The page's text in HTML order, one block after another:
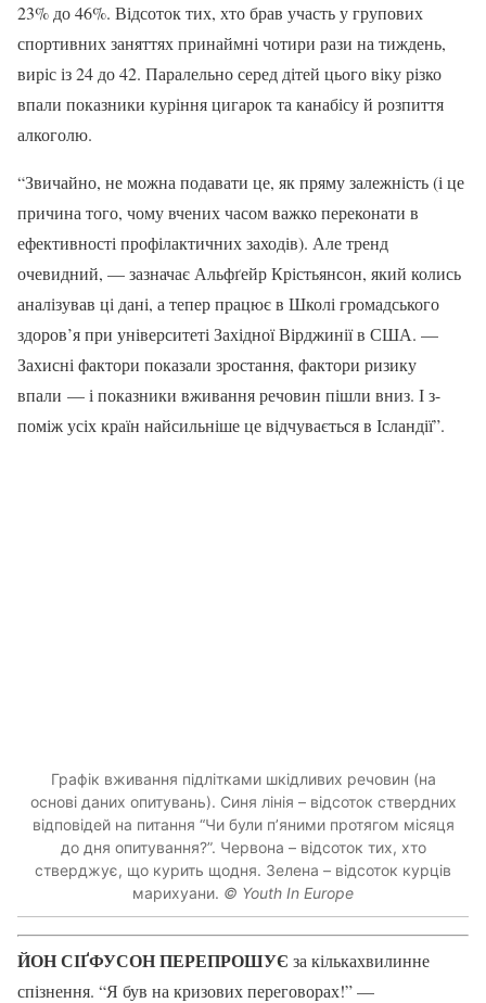
23% до 46%. Відсоток тих, хто брав участь у групових
спортивних заняттях принаймні чотири рази на тиждень,
виріс із 24 до 42. Паралельно серед дітей цього віку різко
впали показники куріння цигарок та канабісу й розпиття
алкоголю.
“Звичайно, не можна подавати це, як пряму залежність (і це
причина того, чому вчених часом важко переконати в
ефективності профілактичних заходів). Але тренд
очевидний, — зазначає Альфґейр Крістьянсон, який колись
аналізував ці дані, а тепер працює в Школі громадського
здоров’я при університеті Західної Вірджинії в США. —
Захисні фактори показали зростання, фактори ризику
впали — і показники вживання речовин пішли вниз. І з-
поміж усіх країн найсильніше це відчувається в Ісландії”.
Графік вживання підлітками шкідливих речовин (на
основі даних опитувань). Синя лінія – відсоток ствердних
відповідей на питання “Чи були п’яними протягом місяця
до дня опитування?”. Червона – відсоток тих, хто
стверджує, що курить щодня. Зелена – відсоток курців
марихуани. © Youth In Europe
ЙОН СІҐФУСОН ПЕРЕПРОШУЄ за кількахвилинне
спізнення. “Я був на кризових переговорах!” —